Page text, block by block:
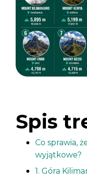
Spis
Co sprawia,
wyjątkowe?
1. Góra